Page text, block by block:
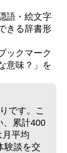
語・絵文字
きる辞書形
ックマーク
意味？」を
です。こ
、累計400
平均
験談を交